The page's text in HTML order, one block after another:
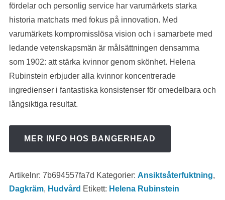
fördelar och personlig service har varumärkets starka
historia matchats med fokus på innovation. Med
varumärkets kompromisslösa vision och i samarbete med
ledande vetenskapsmän är målsättningen densamma
som 1902: att stärka kvinnor genom skönhet. Helena
Rubinstein erbjuder alla kvinnor koncentrerade
ingredienser i fantastiska konsistenser för omedelbara och
långsiktiga resultat.
MER INFO HOS BANGERHEAD
Artikelnr: 7b694557fa7d Kategorier: Ansiktsåterfuktning,
Dagkräm, Hudvård Etikett: Helena Rubinstein